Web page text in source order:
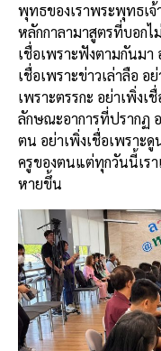
พุทธของเราพระพุทธเจ้
หลักกาลามาสูตรที่บอกไ
เชื่อเพราะฟังตามกันมา
เชื่อเพราะข่าวเล่าลือ อ
เพราะตรรกะ อย่าเพิ่งเ
ลักษณะอาการที่ปรากฏ
ตน อย่าเพิ่งเชื่อเพราะดู
ครูของตนแต่ทุกวันนี้เรา
หายขึ้น